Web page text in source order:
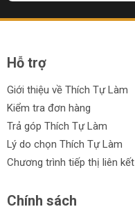
Hỗ trợ
Giới thiệu về Thích Tự Làm
Kiểm tra đơn hàng
Trả góp Thích Tự Làm
Lý do chọn Thích Tự Làm
Chương trình tiếp thị liên kết
Chính sách